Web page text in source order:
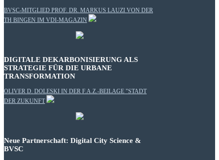
BVSC-MITGLIED PROF. DR. MARKUS LAUZI VON DER
TH BINGEN IM VDI-MAGAZIN
DIGITALE DEKARBONISIERUNG ALS
STRATEGIE FÜR DIE URBANE
TRANSFORMATION
OLIVER D. DOLESKI IN DER F.A.Z.-BEILAGE "STADT
DER ZUKUNFT
Neue Partnerschaft: Digital City Science &
BVSC